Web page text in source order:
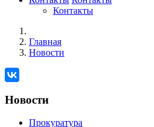
Контакты
Главная
Новости
Новости
Прокуратура